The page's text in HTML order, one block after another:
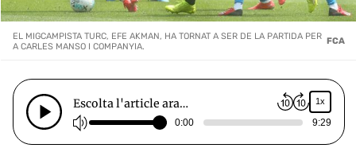
EL MIGCAMPISTA TURC, EFE AKMAN, HA TORNAT A SER DE LA PARTIDA PER
A CARLES MANSO I COMPANYIA.
FCA
Escolta l'article ara… 1x
0:00 9:29